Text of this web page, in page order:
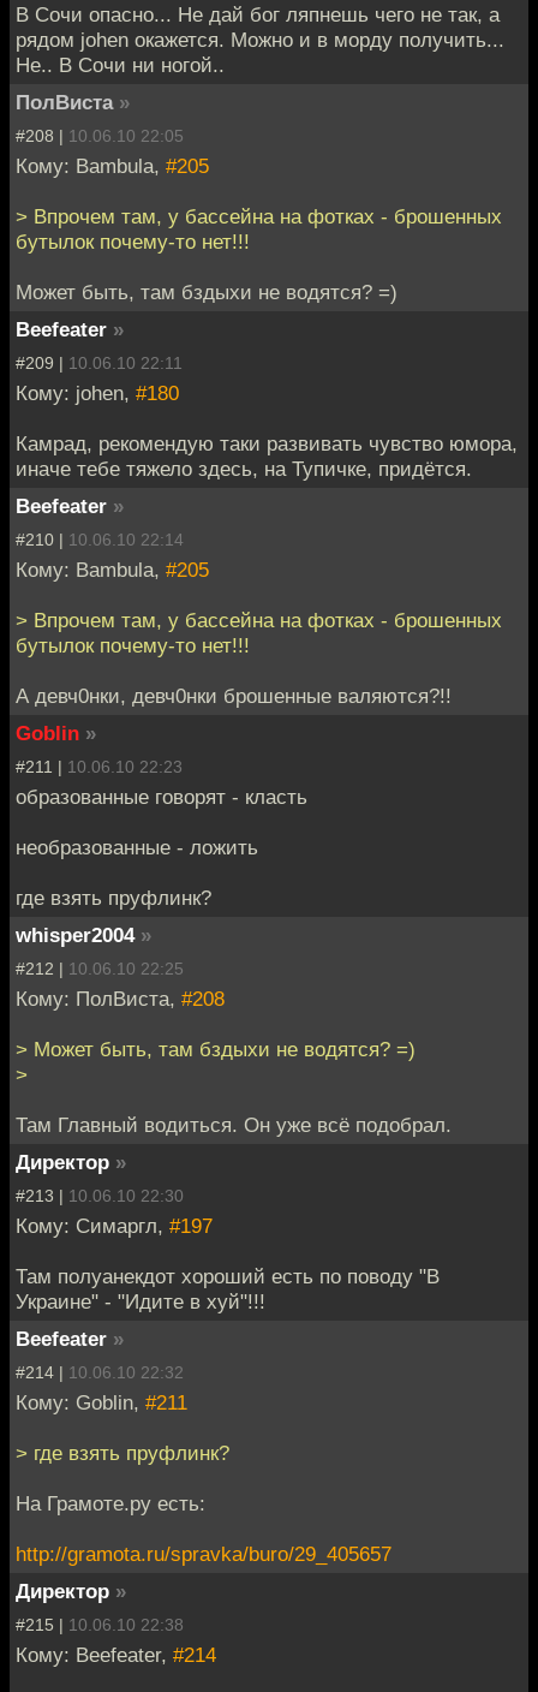
В Сочи опасно... Не дай бог ляпнешь чего не так, а
рядом johen окажется. Можно и в морду получить...
Не.. В Сочи ни ногой..
ПолВиста »
#208 | 10.06.10 22:05
Кому: Bambula, #205
> Впрочем там, у бассейна на фотках - брошенных
бутылок почему-то нет!!!
Может быть, там бздыхи не водятся? =)
Beefeater »
#209 | 10.06.10 22:11
Кому: johen, #180
Камрад, рекомендую таки развивать чувство юмора,
иначе тебе тяжело здесь, на Тупичке, придётся.
Beefeater »
#210 | 10.06.10 22:14
Кому: Bambula, #205
> Впрочем там, у бассейна на фотках - брошенных
бутылок почему-то нет!!!
А девч0нки, девч0нки брошенные валяются?!!
Goblin »
#211 | 10.06.10 22:23
образованные говорят - класть
необразованные - ложить
где взять пруфлинк?
whisper2004 »
#212 | 10.06.10 22:25
Кому: ПолВиста, #208
> Может быть, там бздыхи не водятся? =)
>
Там Главный водиться. Он уже всё подобрал.
Директор »
#213 | 10.06.10 22:30
Кому: Симаргл, #197
Там полуанекдот хороший есть по поводу "В
Украине" - "Идите в хуй"!!!
Beefeater »
#214 | 10.06.10 22:32
Кому: Goblin, #211
> где взять пруфлинк?
На Грамоте.ру есть:
http://gramota.ru/spravka/buro/29_405657
Директор »
#215 | 10.06.10 22:38
Кому: Beefeater, #214